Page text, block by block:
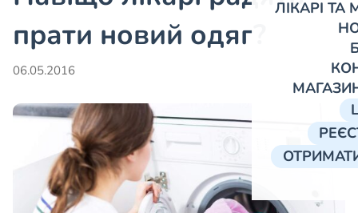
ЛІКАРІ
прати новий одяг?
06.05.2016